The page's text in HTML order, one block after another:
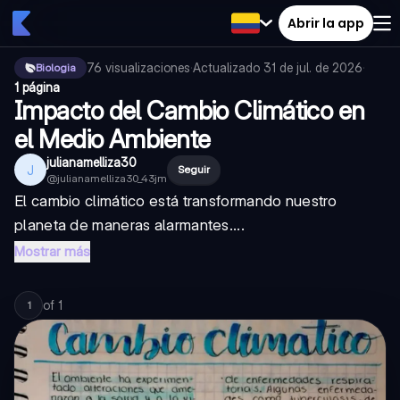
Abrir la app
Biologia 76 visualizaciones·Actualizado 31 de jul. de 2026·
1 página
Impacto del Cambio Climático en
el Medio Ambiente
J julianamelliza30
@julianamelliza30_43jm
Seguir
El cambio climático está transformando nuestro
planeta de maneras alarmantes....
Mostrar más
1 of 1